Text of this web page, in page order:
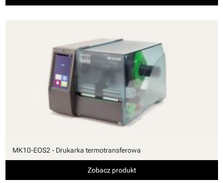
MK10-EOS2 - Drukarka termotransferowa
Zobacz produkt